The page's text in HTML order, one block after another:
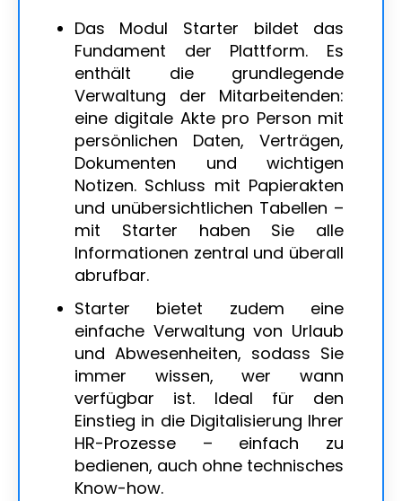
Das Modul Starter bildet das
Fundament der Plattform. Es
enthält die grundlegende
Verwaltung der Mitarbeitenden:
eine digitale Akte pro Person mit
persönlichen Daten, Verträgen,
Dokumenten und wichtigen
Notizen. Schluss mit Papierakten
und unübersichtlichen Tabellen –
mit Starter haben Sie alle
Informationen zentral und überall
abrufbar.
Starter bietet zudem eine
einfache Verwaltung von Urlaub
und Abwesenheiten, sodass Sie
immer wissen, wer wann
verfügbar ist. Ideal für den
Einstieg in die Digitalisierung Ihrer
HR-Prozesse – einfach zu
bedienen, auch ohne technisches
Know-how.